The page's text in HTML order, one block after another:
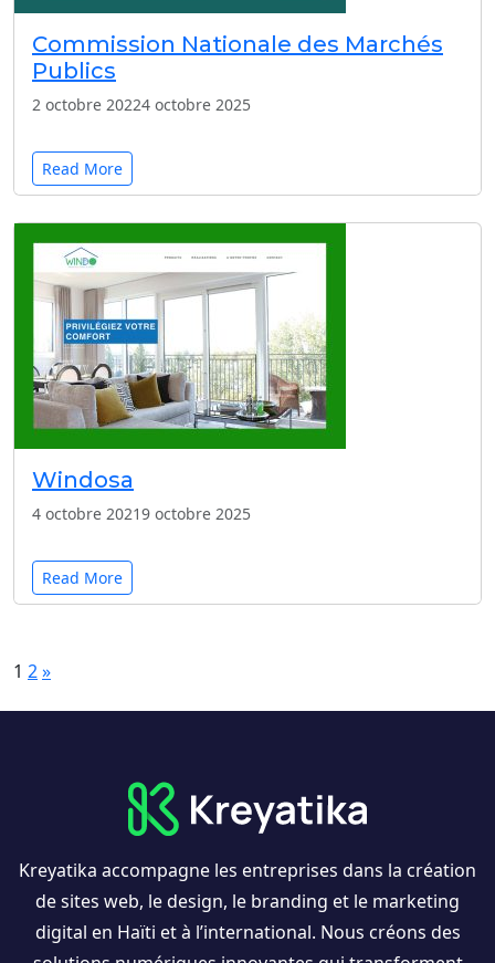
Commission Nationale des Marchés
Publics
2 octobre 20224 octobre 2025
Read More
Windosa
4 octobre 20219 octobre 2025
Read More
1 2»Next
Kreyatika accompagne les entreprises dans la création
de sites web, le design, le branding et le marketing
digital en Haïti et à l’international. Nous créons des